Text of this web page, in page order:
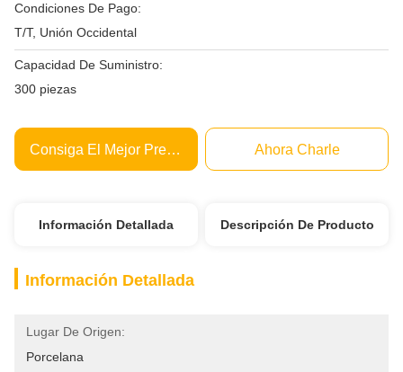
Condiciones De Pago:
T/T, Unión Occidental
Capacidad De Suministro:
300 piezas
Consiga El Mejor Precio Ahora Charle
Información Detallada Descripción De Producto
Información Detallada
Lugar De Origen:
Porcelana